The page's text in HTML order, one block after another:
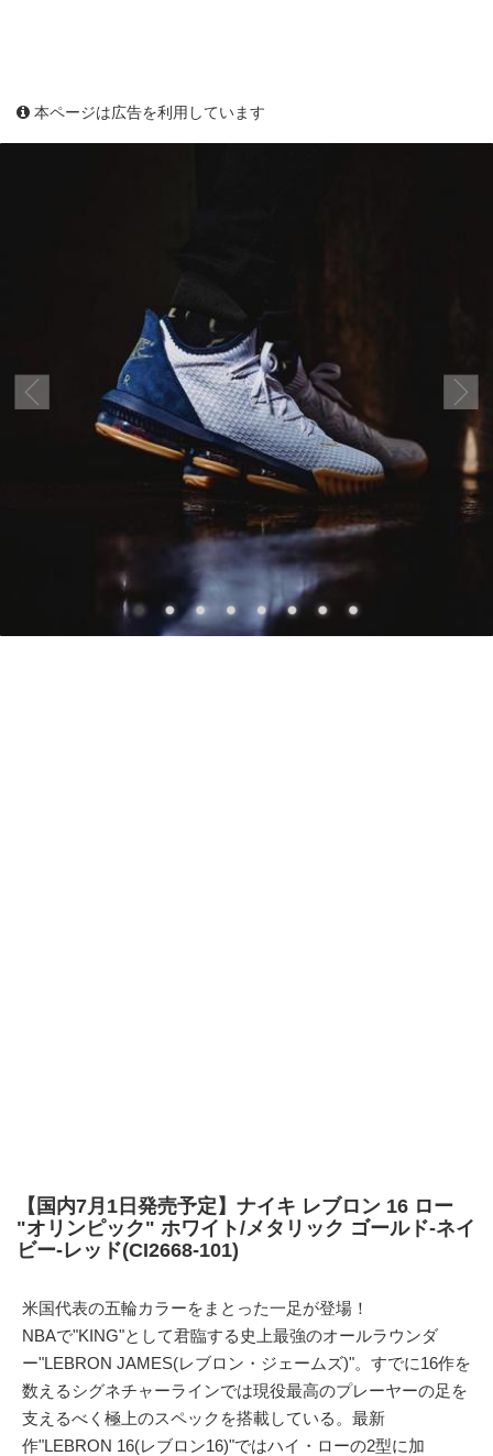
本ページは広告を利用しています
【国内7月1日発売予定】ナイキ レブロン 16 ロー
"オリンピック" ホワイト/メタリック ゴールド-ネイ
ビー-レッド(CI2668-101)
米国代表の五輪カラーをまとった一足が登場！
NBAで"KING"として君臨する史上最強のオールラウンダ
ー"LEBRON JAMES(レブロン・ジェームズ)"。すでに16作を
数えるシグネチャーラインでは現役最高のプレーヤーの足を
支えるべく極上のスペックを搭載している。最新
作"LEBRON 16(レブロン16)"ではハイ・ローの2型に加